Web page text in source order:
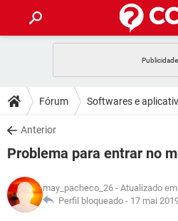
CELULAR
OUTLOOK
INSTAGRAM
GUIA DE COMPRAS
DICAS
JOGOS
INSTAGRAM
GUIA DE COMPRAS
DOWNLOADS
JOGOS
CELULAR
OUTLOOK
JOGOS
CELULAR
GLOSSÁRIO
Fórum Softwares e
Anterior
Problema para entrar no
may_pacheco_26 - Atualizado
Perfil bloqueado - 17 mai